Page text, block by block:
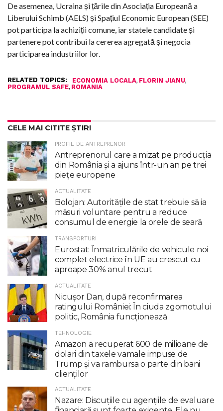
De asemenea, Ucraina și țările din Asociația Europeană a
Liberului Schimb (AELS) și Spațiul Economic European (SEE)
pot participa la achiziții comune, iar statele candidate și
partenere pot contribui la cererea agregată și negocia
participarea industriilor lor.
RELATED TOPICS: ECONOMIA LOCALA, FLORIN JIANU,
PROGRAMUL SAFE, ROMANIA
CELE MAI CITITE ȘTIRI
PROFIL DE ANTREPRENOR
Antreprenorul care a mizat pe producția
din România și a ajuns într-un an pe trei
piețe europene
ACTUALITATE
Bolojan: Autoritățile de stat trebuie să ia
măsuri voluntare pentru a reduce
consumul de energie la orele de seară
TRANSPORTURI
Eurostat: Înmatriculările de vehicule noi
complet electrice în UE au crescut cu
aproape 30% anul trecut
ACTUALITATE
Nicuşor Dan, după reconfirmarea
ratingului României: În ciuda zgomotului
politic, România funcţionează
TEHNOLOGIE
Amazon a recuperat 600 de milioane de
dolari din taxele vamale impuse de
Trump şi va rambursa o parte din bani
clienţilor
ACTUALITATE
Nazare: Discuțiile cu agențiile de evaluare